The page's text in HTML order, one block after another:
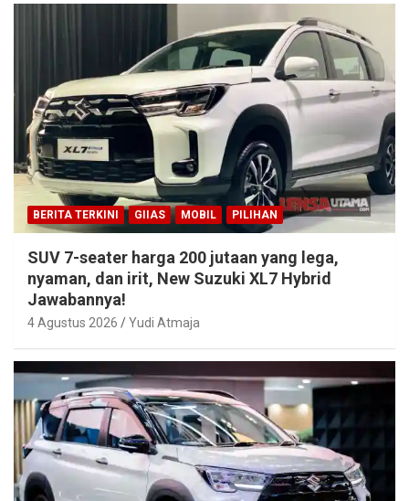
BERITA TERKINI GIIAS MOBIL PILIHAN
SUV 7-seater harga 200 jutaan yang lega,
nyaman, dan irit, New Suzuki XL7 Hybrid
Jawabannya!
4 Agustus 2026 Yudi Atmaja